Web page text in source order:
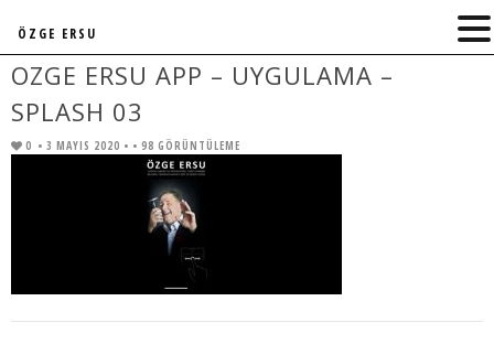
OZGE ERSU APP – UYGULAMA –
SPLASH 03
0 • 3 MAYIS 2020 • • 98 GÖRÜNTÜLEME
ÖZGE ERSU